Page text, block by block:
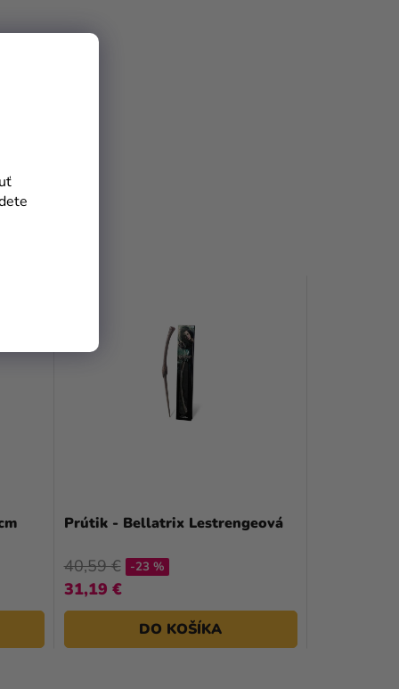
Prútik - Bellatrix Lestrengeová
40,59 €
31,19 €
-23 %
DO KOŠÍKA